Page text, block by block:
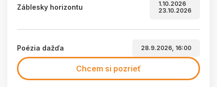
Záblesky horizontu
1.10.2026
23.10.2026
Poézia dažďa 28.9.2026, 16:00
Chcem si pozrieť